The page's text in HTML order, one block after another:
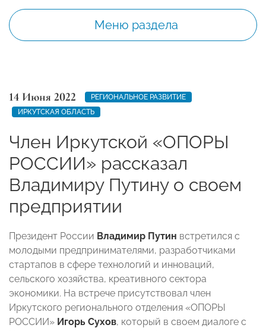
Меню раздела
14 Июня 2022
РЕГИОНАЛЬНОЕ РАЗВИТИЕ
ИРКУТСКАЯ ОБЛАСТЬ
Член Иркутской «ОПОРЫ
РОССИИ» рассказал
Владимиру Путину о своем
предприятии
Президент России Владимир Путин встретился с
молодыми предпринимателями, разработчиками
стартапов в сфере технологий и инноваций,
сельского хозяйства, креативного сектора
экономики. На встрече присутствовал член
Иркутского регионального отделения «ОПОРЫ
РОССИИ» Игорь Сухов, который в своем диалоге с